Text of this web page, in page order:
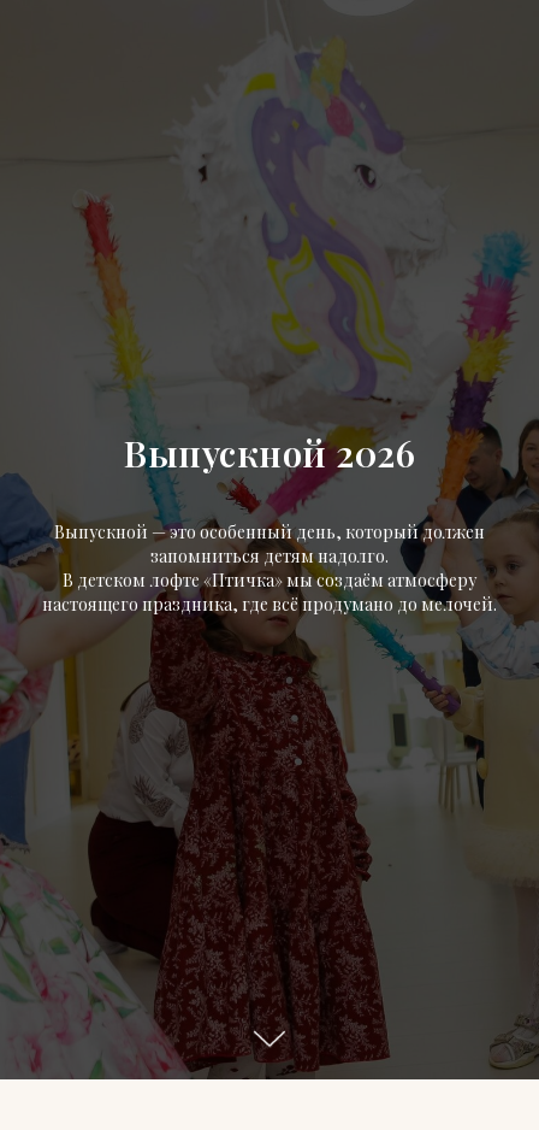
Выпускной 2026
Выпускной — это особенный день, который должен
запомниться детям надолго.
В детском лофте «Птичка» мы создаём атмосферу
настоящего праздника, где всё продумано до мелочей.